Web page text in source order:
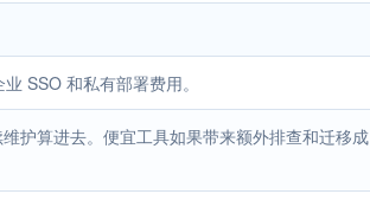
SSO 和私有部署费用。
护算进去。便宜工具如果带来额外排查和迁移成